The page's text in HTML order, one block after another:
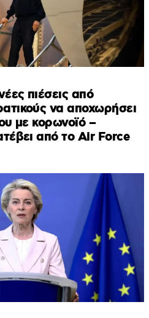
πιέσεις από
να αποχωρήσει
με κορωνοϊό –
από το Air Force